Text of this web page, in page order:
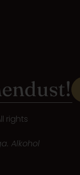
rights
Alkohol